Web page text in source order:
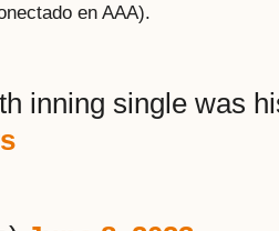
en AAA).
inning single was